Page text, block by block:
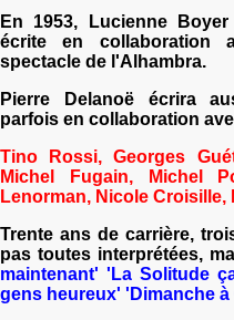
En 1953, Lucienne
écrite en collaboration
spectacle de l'Alhambra.
Pierre Delanoë écrira
parfois en collaboration
Tino Rossi, Georges
Michel Fugain, Michel
Lenorman, Nicole
Trente ans de carrière,
pas toutes interprétées,
maintenant' 'La Solitude
gens heureux' 'Dimanche